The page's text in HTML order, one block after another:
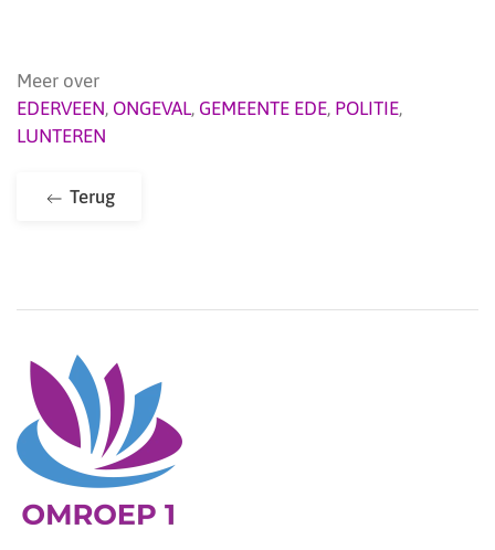
Meer over
EDERVEEN, ONGEVAL, GEMEENTE EDE, POLITIE,
LUNTEREN
Terug